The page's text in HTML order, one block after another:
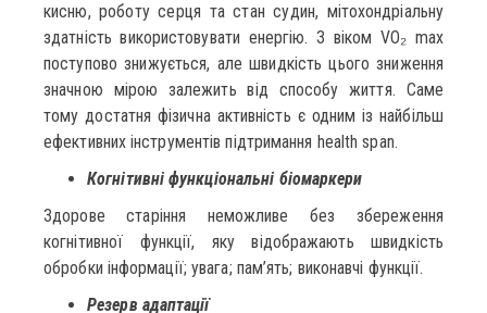
кисню, роботу серця та стан судин, мітохондріальну
здатність використовувати енергію. З віком VO₂ max
поступово знижується, але швидкість цього зниження
значною мірою залежить від способу життя. Саме
тому достатня фізична активність є одним із найбільш
ефективних інструментів підтримання health span.
Когнітивні функціональні біомаркери
Здорове старіння неможливе без збереження
когнітивної функції, яку відображають швидкість
обробки інформації; увага; пам’ять; виконавчі функції.
Резерв адаптації